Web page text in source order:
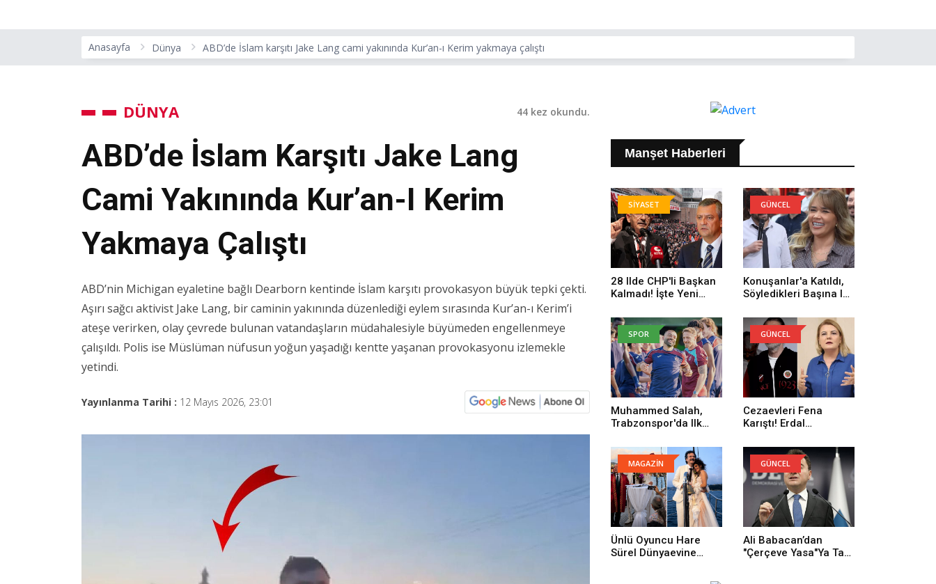
Anasayfa Dünya ABD’de İslam karşıtı Jake Lang cami yakınında Kur’an-ı Kerim yakmaya çalıştı
DÜNYA 44 kez okundu.
ABD’de İslam Karşıtı Jake Lang
Cami Yakınında Kur’an-I Kerim
Yakmaya Çalıştı
ABD’nin Michigan eyaletine bağlı Dearborn kentinde İslam karşıtı provokasyon büyük tepki çekti.
Aşırı sağcı aktivist Jake Lang, bir caminin yakınında düzenlediği eylem sırasında Kur’an-ı Kerim’i
ateşe verirken, olay çevrede bulunan vatandaşların müdahalesiyle büyümeden engellenmeye
çalışıldı. Polis ise Müslüman nüfusun yoğun yaşadığı kentte yaşanan provokasyonu izlemekle
yetindi.
Yayınlanma Tarihi : 12 Mayıs 2026, 23:01
Manşet Haberleri
SİYASET
28 Ilde CHP'li Başkan
Kalmadı! İşte Yeni
Sayısı
GÜNCEL
Konuşanlar'a Katıldı,
Söyledikleri Başına Iş
SPOR
Muhammed Salah,
Trabzonspor'da Ilk
GÜNCEL
Cezaevleri Fena
Karıştı! Erdal
Yüzünden Buradayım
MAGAZİN
Ünlü Oyuncu Hare
Sürel Dünyaevine
GÜNCEL
Ali Babacan’dan
"Çerçeve Yasa"ya Tam